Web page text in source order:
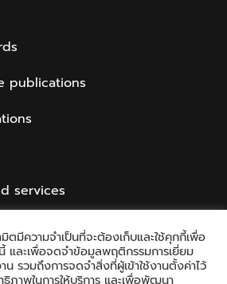
publications
services
ตมีความจำเป็นที่จะต้องเก็บและใช้คุกกี้เพื่อ
และเพื่อจดจำข้อมูลพฤติกรรมการเยี่ยม
น รวมถึงการจดจำสิ่งที่ผู้เข้าใช้งานตั้งค่าไว้
ภาพในการให้บริการ และเพื่อพัฒนา